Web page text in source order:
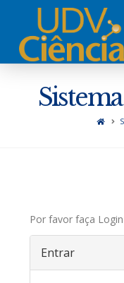
Por favor faça
Entrar